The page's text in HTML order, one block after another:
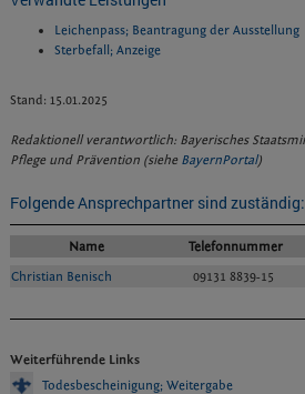
Leichenpass; Beantragung der Ausstellung
Sterbefall; Anzeige
Stand: 15.01.2025
Redaktionell verantwortlich: Bayerisches
Pflege und Prävention (siehe BayernPortal)
Folgende Ansprechpartner sind zuständig:
Name Telefonnummer
Christian Benisch
09131 8839-15
Weiterführende Links
Todesbescheinigung; Weitergabe